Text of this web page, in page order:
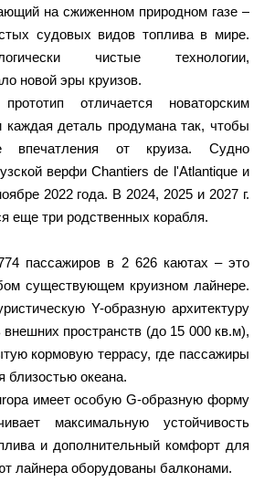
на сжиженном природном газе –
судовых видов топлива в мире.
чистые технологии,
новой эры круизов.
отличается новаторским
каждая деталь продумана так, чтобы
впечатления от круиза. Судно
верфи Chantiers de l'Atlantique и
2022 года. В 2024, 2025 и 2027 г.
еще три родственных корабля.
пассажиров в 2 626 каютах – это
существующем круизном лайнере.
Y-образную архитектуру
пространств (до 15 000 кв.м),
кормовую террасу, где пассажиры
близостью океана.
имеет особую G-образную форму
максимальную устойчивость
и дополнительный комфорт для
лайнера оборудованы балконами.